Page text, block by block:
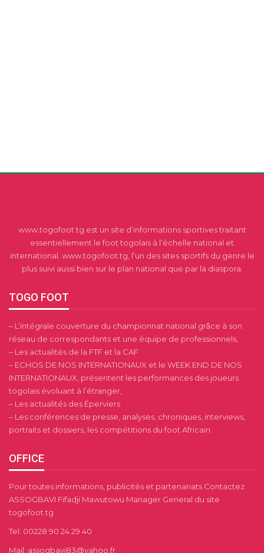
www.togofoot.tg est un site d’informations sportives traitant
essentiellement le foot togolais à l’échelle national et
international. www.togofoot.tg, l’un des sites sportifs du genre le
plus suivi aussi bien sur le plan national que par la diaspora.
TOGO FOOT
– L’intégrale couverture du championnat national grâce à son
réseau de correspondants et une équipe de professionnels,
– Les actualités de la FTF et la CAF
– ECHOS DE NOS INTERNATIONAUX et le WEEK END DE NOS
INTERNATIONAUX, présentent les performances des joueurs
togolais évoluant à l’étranger,
– Les actualités des Éperviers
– Les conférences de presse, analyses, chroniques, interviews,
portraits et dossiers, les compétitions du foot Africain.
OFFICE
Pour toutes informations, publicités et partenariats Contactez
ASSOGBAVI Fifadji Mawutowu Manager General du site
togofoot.tg
Tel: 00228 90 24 29 40
Mail: assogbavi83@yahoo.fr